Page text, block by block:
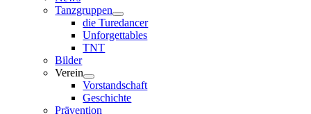
Tanzgruppen
die Turedancer
Unforgettables
TNT
Bilder
Verein
Vorstandschaft
Geschichte
Prävention